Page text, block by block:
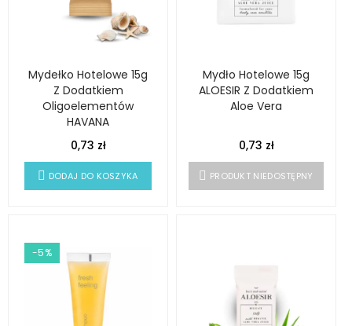
Mydełko Hotelowe 15g
Z Dodatkiem
Oligoelementów
HAVANA
0,73 zł
DODAJ DO KOSZYKA
Mydło Hotelowe 15g
ALOESIR Z Dodatkiem
Aloe Vera
0,73 zł
PRODUKT NIEDOSTĘPNY
-5%